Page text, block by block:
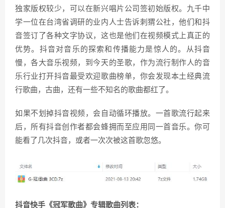
独家版权较少，可以在新兴唱片公司签初始版权。九千中
学一位在台湾省调研的业内人士告诉刺猬公社，他们和抖
音签订了各种文字协议，这也是他们在视频模式上真正的
优势。抖音对音乐的探索和传播能力是惊人的。从抖音
慢，各大音乐视频，到今天的圣歌，作为流行制作人的音
乐行业打开抖音最受欢迎歌曲榜单，你会发现本土经典流
行歌曲，古曲，还有一些不知名的歌曲都红了。
如果不划掉抖音视频，会自动循环播放。一首歌流行起来
后，所有抖音创作者都会蜂拥而至应用同一首音乐。你可
能看了几次抖音，或者一次次被这首歌忽悠。
抖音快手《冠军歌曲》专辑歌曲列表：